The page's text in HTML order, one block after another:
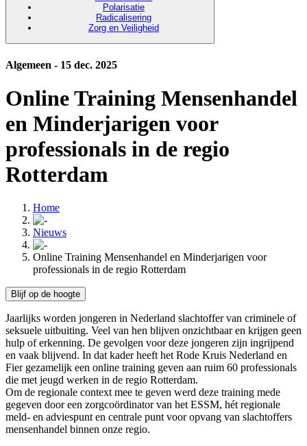
Polarisatie
Radicalisering
Zorg en Veiligheid
Algemeen - 15 dec. 2025
Online Training Mensenhandel
en Minderjarigen voor
professionals in de regio
Rotterdam
Home
Nieuws
Online Training Mensenhandel en Minderjarigen voor
professionals in de regio Rotterdam
Blijf op de hoogte
Jaarlijks worden jongeren in Nederland slachtoffer van criminele of
seksuele uitbuiting. Veel van hen blijven onzichtbaar en krijgen geen
hulp of erkenning. De gevolgen voor deze jongeren zijn ingrijpend
en vaak blijvend. In dat kader heeft het Rode Kruis Nederland en
Fier gezamelijk een online training geven aan ruim 60 professionals
die met jeugd werken in de regio Rotterdam.
Om de regionale context mee te geven werd deze training mede
gegeven door een zorgcoördinator van het ESSM, hét regionale
meld- en adviespunt en centrale punt voor opvang van slachtoffers
mensenhandel binnen onze regio.